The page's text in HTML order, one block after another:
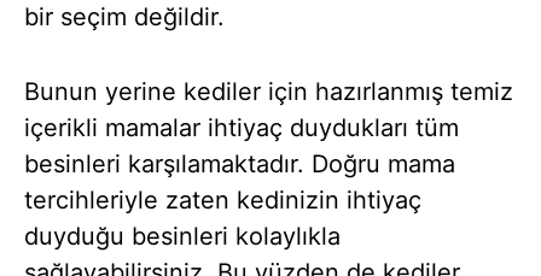
bir seçim değildir.
Bunun yerine kediler için hazırlanmış temiz
içerikli mamalar ihtiyaç duydukları tüm
besinleri karşılamaktadır. Doğru mama
tercihleriyle zaten kedinizin ihtiyaç
duyduğu besinleri kolaylıkla